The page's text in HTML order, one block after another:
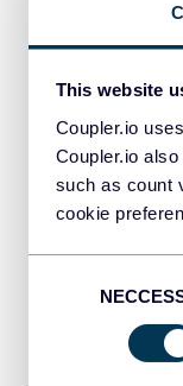
This website
Coupler.io
Coupler.io
such as count
cookie